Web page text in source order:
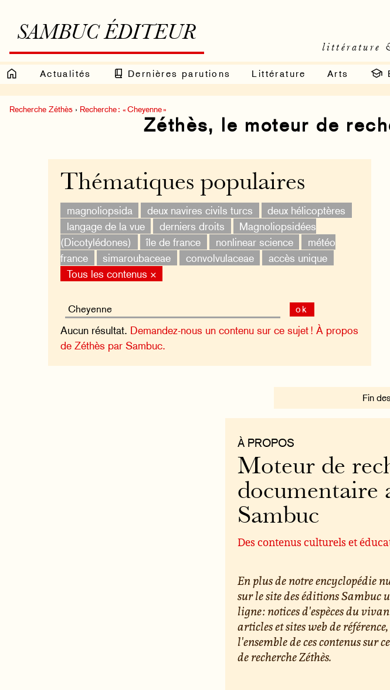
SAMBUC ÉDITEUR
littérature
Actualités Dernières parutions Littérature Arts
Recherche Zéthès › Recherche : « Cheyenne »
Zéthès, le moteur de
Thématiques populaires
magnoliopsida deux navires civils turcs
deux hélicoptères
langage de la vue
derniers droits
Magnoliopsidées
(Dicotylédones)
île de france nonlinear science
météo
france
simaroubaceae convolvulaceae
accès unique
Tous les contenus ×
ok
Aucun résultat. Demandez-nous un contenu sur ce sujet ! À propos
de Zéthès par Sambuc.
Fin
À PROPOS
Moteur de
documentaire
Sambuc
Des contenus culturels et
En plus de notre encyclopédie
sur le site des éditions Sambuc
ligne : notices d'espèces du
articles et sites web de
l'ensemble de ces contenus sur
de recherche Zéthès.